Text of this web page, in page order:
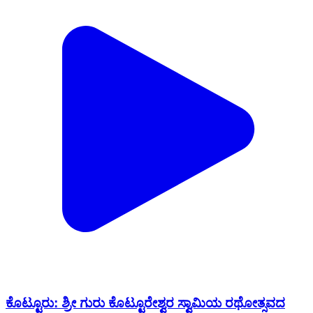
ಕೊಟ್ಟೂರು: ಶ್ರೀ ಗುರು ಕೊಟ್ಟೂರೇಶ್ವರ ಸ್ವಾಮಿಯ ರಥೋತ್ಸವದ